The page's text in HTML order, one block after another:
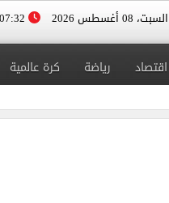
السبت، 08 أغسطس 2026
اقتصاد رياضة كرة عالمية